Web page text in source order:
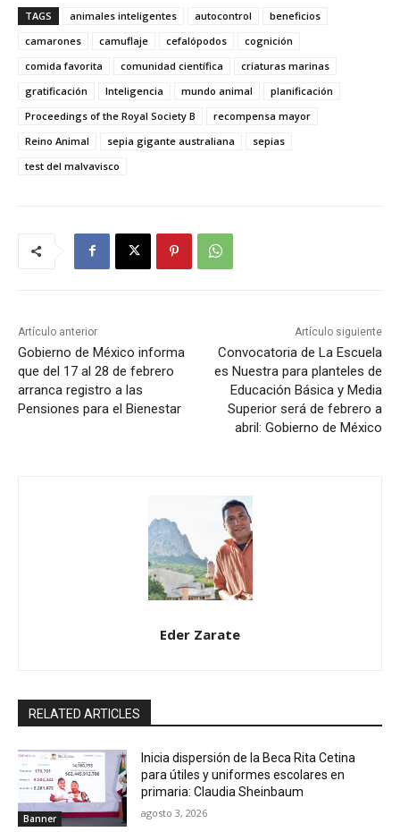
TAGS animales inteligentes autocontrol
beneficios
camarones
camuflaje cefalópodos
cognición
comida favorita
comunidad científica
criaturas marinas
gratificación
Inteligencia mundo animal
planificación
Proceedings of the Royal Society B
recompensa mayor
Reino Animal
sepia gigante australiana
sepias
test del malvavisco
Artículo anterior
Gobierno de México informa
que del 17 al 28 de febrero
arranca registro a las
Pensiones para el Bienestar
Artículo siguiente
Convocatoria de La Escuela
es Nuestra para planteles de
Educación Básica y Media
Superior será de febrero a
abril: Gobierno de México
Eder Zarate
RELATED ARTICLES
Banner
Inicia dispersión de la Beca Rita Cetina
para útiles y uniformes escolares en
primaria: Claudia Sheinbaum
agosto 3, 2026